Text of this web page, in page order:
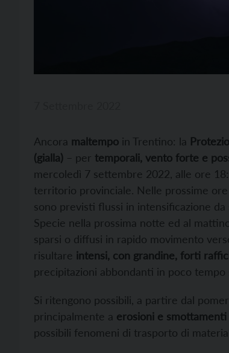
Ancora maltempo in Trentino: la
(gialla) – per temporali, vento forte e
mercoledì 7 settembre 2022, alle ore
territorio provinciale. Nelle prossime
sono previsti flussi in intensificazione
Specie nella prossima notte ed al
sparsi o diffusi in rapido movimento
risultare intensi, con grandine, forti
precipitazioni abbondanti in poco
Si ritengono possibili, a partire dal
principalmente a erosioni e
possibili fenomeni di trasporto di